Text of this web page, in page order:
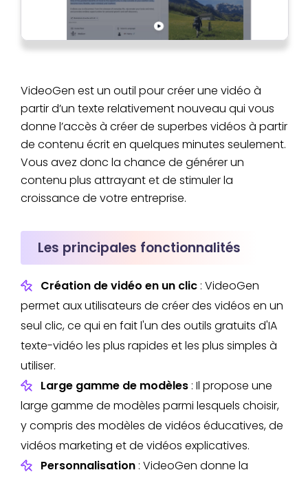
VideoGen est un outil pour créer une vidéo à
partir d’un texte relativement nouveau qui vous
donne l’accès à créer de superbes vidéos à partir
de contenu écrit en quelques minutes seulement.
Vous avez donc la chance de générer un
contenu plus attrayant et de stimuler la
croissance de votre entreprise.
Les principales fonctionnalités
Création de vidéo en un clic : VideoGen
permet aux utilisateurs de créer des vidéos en un
seul clic, ce qui en fait l'un des outils gratuits d'IA
texte-vidéo les plus rapides et les plus simples à
utiliser.
Large gamme de modèles : Il propose une
large gamme de modèles parmi lesquels choisir,
y compris des modèles de vidéos éducatives, de
vidéos marketing et de vidéos explicatives.
Personnalisation : VideoGen donne la